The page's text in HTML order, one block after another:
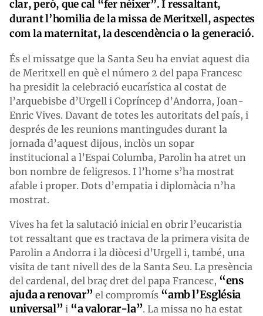
clar, però, que cal “fer néixer”. I ressaltant,
durant l’homilia de la missa de Meritxell, aspectes
com la maternitat, la descendència o la generació.
És el missatge que la Santa Seu ha enviat aquest dia
de Meritxell en què el número 2 del papa Francesc
ha presidit la celebració eucarística al costat de
l’arquebisbe d’Urgell i Copríncep d’Andorra, Joan-
Enric Vives. Davant de totes les autoritats del país, i
després de les reunions mantingudes durant la
jornada d’aquest dijous, inclòs un sopar
institucional a l’Espai Columba, Parolin ha atret un
bon nombre de feligresos. I l’home s’ha mostrat
afable i proper. Dots d’empatia i diplomàcia n’ha
mostrat.
Vives ha fet la salutació inicial en obrir l’eucaristia
tot ressaltant que es tractava de la primera visita de
Parolin a Andorra i la diòcesi d’Urgell i, també, una
visita de tant nivell des de la Santa Seu. La presència
del cardenal, del braç dret del papa Francesc, “ens
ajuda a renovar” el compromís “amb l’Església
universal” i “a valorar-la”. La missa no ha estat